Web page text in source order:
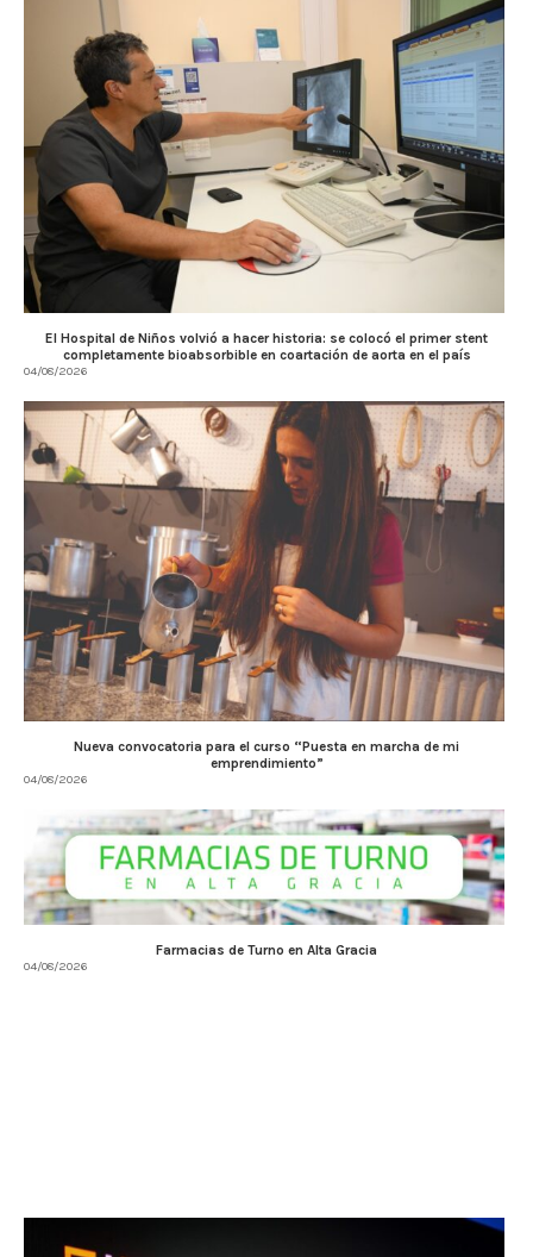
El Hospital de Niños volvió a hacer historia: se colocó el primer stent
completamente bioabsorbible en coartación de aorta en el país
04/08/2026
Nueva convocatoria para el curso “Puesta en marcha de mi
emprendimiento”
04/08/2026
Farmacias de Turno en Alta Gracia
04/08/2026